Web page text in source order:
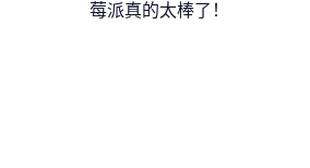
莓派真的太棒了！